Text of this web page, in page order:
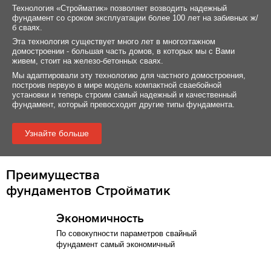
Технология «Стройматик» позволяет возводить надежный
фундамент со сроком эксплуатации более 100 лет на забивных ж/
б сваях.
Эта технология существует много лет в многоэтажном
домостроении - большая часть домов, в которых мы с Вами
живем, стоит на железо-бетонных сваях.
Мы адаптировали эту технологию для частного домостроения,
построив первую в мире модель компактной сваебойной
установки и теперь строим самый надежный и качественный
фундамент, который превосходит другие типы фундамента.
Узнайте больше
Преимущества
фундаментов Стройматик
Экономичность
По совокупности параметров свайный
фундамент самый экономичный